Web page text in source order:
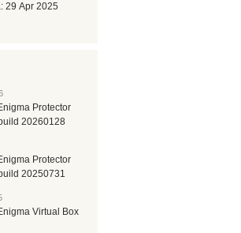
29 Apr 2025
Protector
20260128
Protector
20250731
Virtual Box